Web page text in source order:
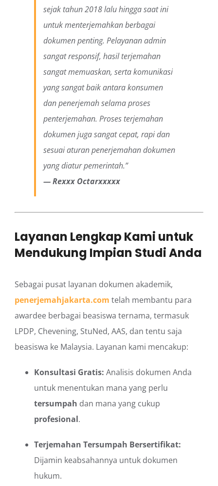
sejak tahun 2018 lalu hingga saat ini
untuk menterjemahkan berbagai
dokumen penting. Pelayanan admin
sangat responsif, hasil terjemahan
sangat memuaskan, serta komunikasi
yang sangat baik antara konsumen
dan penerjemah selama proses
penterjemahan. Proses terjemahan
dokumen juga sangat cepat, rapi dan
sesuai aturan penerjemahan dokumen
yang diatur pemerintah.”
— Rexxx Octarxxxxx
Layanan Lengkap Kami untuk
Mendukung Impian Studi Anda
Sebagai pusat layanan dokumen akademik,
penerjemahjakarta.com telah membantu para
awardee berbagai beasiswa ternama, termasuk
LPDP, Chevening, StuNed, AAS, dan tentu saja
beasiswa ke Malaysia. Layanan kami mencakup:
Konsultasi Gratis: Analisis dokumen Anda
untuk menentukan mana yang perlu
tersumpah dan mana yang cukup
profesional.
Terjemahan Tersumpah Bersertifikat:
Dijamin keabsahannya untuk dokumen
hukum.